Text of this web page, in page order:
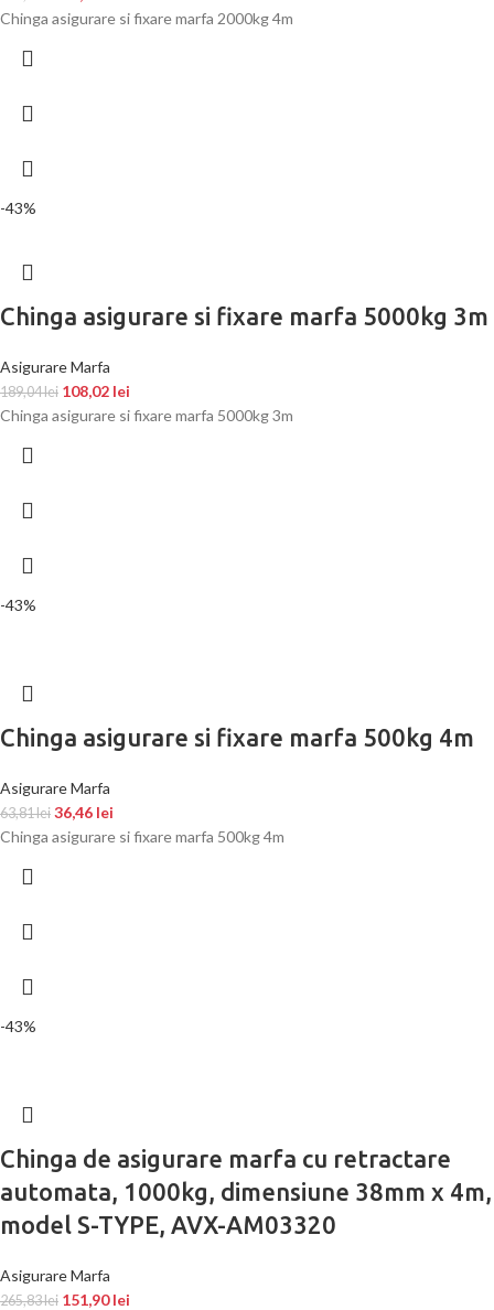
Chinga asigurare si fixare marfa 2000kg 4m
-43%
Chinga asigurare si fixare marfa 5000kg 3m
Asigurare Marfa
189,04lei 108,02 lei
Chinga asigurare si fixare marfa 5000kg 3m
-43%
Chinga asigurare si fixare marfa 500kg 4m
Asigurare Marfa
63,81lei 36,46 lei
Chinga asigurare si fixare marfa 500kg 4m
-43%
Chinga de asigurare marfa cu retractare
automata, 1000kg, dimensiune 38mm x 4m,
model S-TYPE, AVX-AM03320
Asigurare Marfa
265,83lei 151,90lei